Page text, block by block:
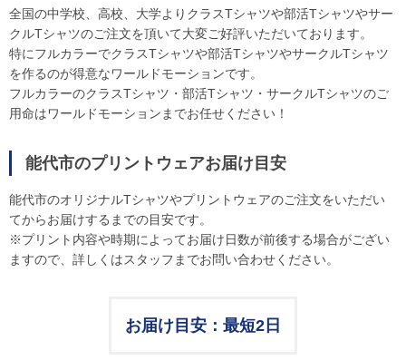
全国の中学校、高校、大学よりクラスTシャツや部活Tシャツやサー
クルTシャツのご注文を頂いて大変ご好評いただいております。
特にフルカラーでクラスTシャツや部活TシャツやサークルTシャツ
を作るのが得意なワールドモーションです。
フルカラーのクラスTシャツ・部活Tシャツ・サークルTシャツのご
用命はワールドモーションまでお任せください！
能代市のプリントウェアお届け目安
能代市のオリジナルTシャツやプリントウェアのご注文をいただい
てからお届けするまでの目安です。
※プリント内容や時期によってお届け日数が前後する場合がござい
ますので、詳しくはスタッフまでお問い合わせください。
お届け目安：最短2日